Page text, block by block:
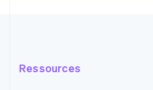
Ressources